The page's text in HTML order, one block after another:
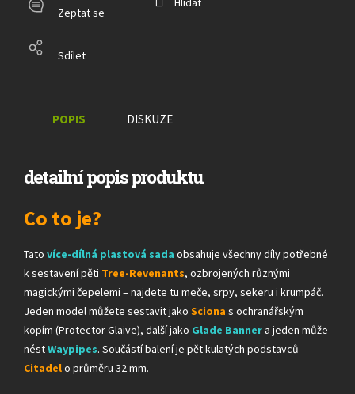
Zeptat se
Sdílet
POPIS DISKUZE
detailní popis produktu
Co to je?
Tato více-dílná plastová sada obsahuje všechny díly potřebné
k sestavení pěti Tree-Revenants, ozbrojených různými
magickými čepelemi – najdete tu meče, srpy, sekeru i krumpáč.
Jeden model můžete sestavit jako Sciona s ochranářským
kopím (Protector Glaive), další jako Glade Bannera jeden může
néstWaypipes. Součástí balení je pět kulatých podstavců
Citadelo průměru 32 mm.